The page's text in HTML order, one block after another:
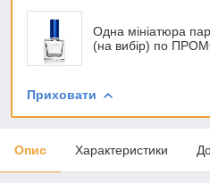
Одна мініатюра
(на вибір) по
Приховати
Опис Характеристики